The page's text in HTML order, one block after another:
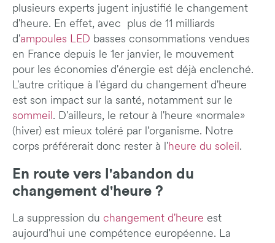
plusieurs experts jugent injustifié le changement
d'heure. En effet, avec plus de 11 milliards
d'ampoules LED basses consommations vendues
en France depuis le 1er janvier, le mouvement
pour les économies d'énergie est déjà enclenché.
L'autre critique à l'égard du changement d'heure
est son impact sur la santé, notamment sur le
sommeil. D'ailleurs, le retour à l'heure «normale»
(hiver) est mieux toléré par l’organisme. Notre
corps préférerait donc rester à l'heure du soleil.
En route vers l'abandon du
changement d'heure ?
La suppression du changement d'heure est
aujourd'hui une compétence européenne. La